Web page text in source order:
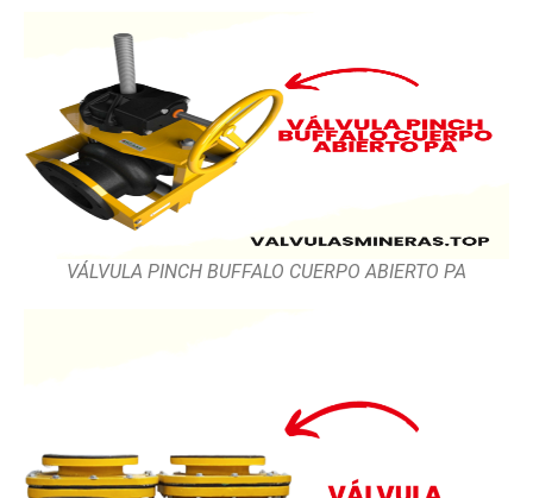
VÁLVULA PINCH BUFFALO CUERPO ABIERTO PA